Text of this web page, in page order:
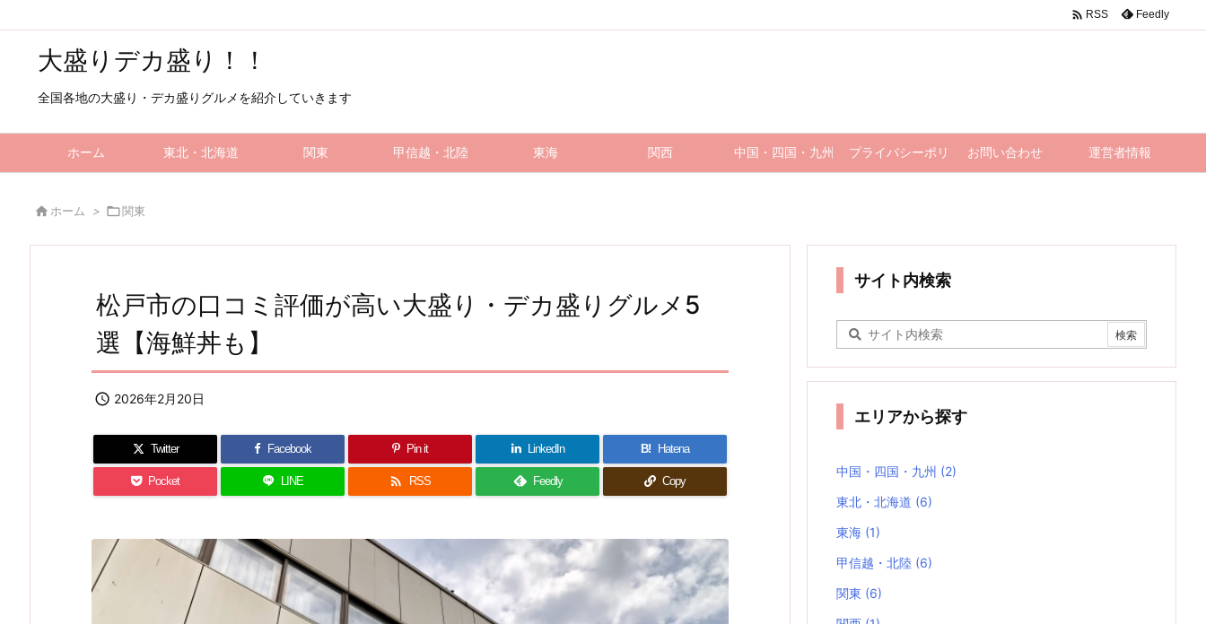
大盛りデカ盛り！！
全国各地の大盛り・デカ盛りグルメを紹介していきます
ホーム 東北・北海道 関東 甲信越・北陸 東海 関西 中国・四国・九州 プライバシーポリシーお問い合わせ 運営者情報
 RSS Feedly
 ホーム > 関東
松戸市の口コミ評価が高い大盛り・デカ盛りグルメ5
選【海鮮丼も】
 2026年2月20日
Twitter Facebook Pin it LinkedIn B! Hatena
Pocket LINE  RSS Feedly Copy
サイト内検索
エリアから探す
中国・四国・九州 (2)
東北・北海道 (6)
東海 (1)
甲信越・北陸 (6)
関東 (6)